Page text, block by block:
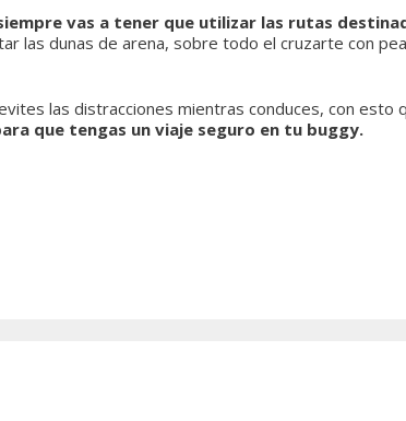
vas a tener que utilizar las rutas
las dunas de arena, sobre todo el cruzarte con
las distracciones mientras conduces, con esto
que tengas un viaje seguro en tu buggy.